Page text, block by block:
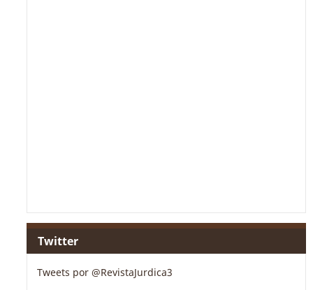
Twitter
Tweets por @RevistaJurdica3